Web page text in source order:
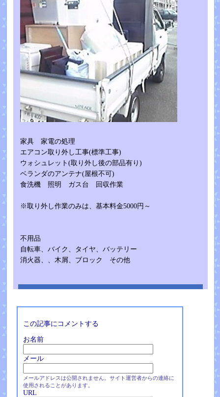
家具 家電の処理
エアコン取り外し工事(標準工事)
ウォシュレット(取り外し後の部品有り)
ベランダのアンテナ(屋根不可)
食洗機 照明 ガス台 回収作業
※取り外し作業のみは、基本料金5000円～
不用品
自転車、バイク、タイヤ、バッテリー
消火器、、木屑、ブロック その他
この記事にコメントする
お名前
メール
メールアドレスは公開されません。サイト運営者からの連絡に
使用されることがあります。
URL